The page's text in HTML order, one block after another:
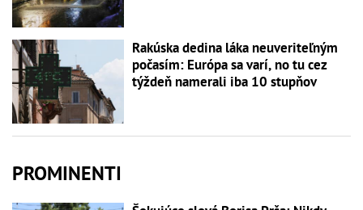
Rakúska dedina láka neuveriteľným
počasím: Európa sa varí, no tu cez
týždeň namerali iba 10 stupňov
PROMINENTI